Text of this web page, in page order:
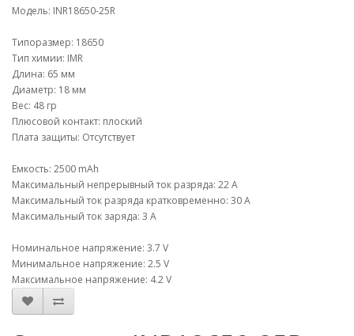
Модель: INR18650-25R
Типоразмер: 18650
Тип химии: IMR
Длина: 65 мм
Диаметр: 18 мм
Вес: 48 гр
Плюсовой контакт: плоский
Плата защиты: Отсутствует
Емкость: 2500 mAh
Максимальный непрерывный ток разряда: 22 A
Максимальный ток разряда кратковременно: 30 A
Максимальный ток заряда: 3 A
Номинальное напряжение: 3.7 V
Минимальное напряжение: 2.5 V
Максимальное напряжение: 4.2 V